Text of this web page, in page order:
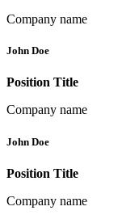
Company name
John Doe
Position Title
Company name
John Doe
Position Title
Company name